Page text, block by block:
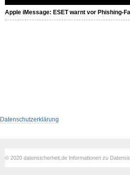
Apple iMessage: ESET warnt vor Phishing-
Datenschutzerklärung
© 2020 datensicherheit.de Informationen zu